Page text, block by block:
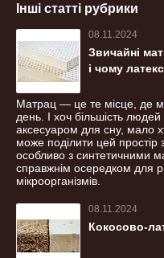
Інші статті рубрики
08.11.2024
Звичайні
і чому
Матрац — це те місце, де
день. І хоч більшість
аксесуаром для сну, мало
може поділити цей простір
особливо з синтетичними
справжнім осередком для
мікроорганізмів.
08.11.2024
Кокосово-